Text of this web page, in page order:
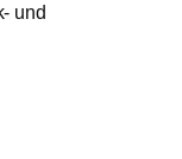
und